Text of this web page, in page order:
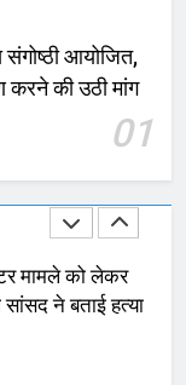
संगोष्ठी आयोजित,
करने की उठी मांग
01
ने लगाई छलांग, कई
मामले को लेकर
ने बताई हत्या